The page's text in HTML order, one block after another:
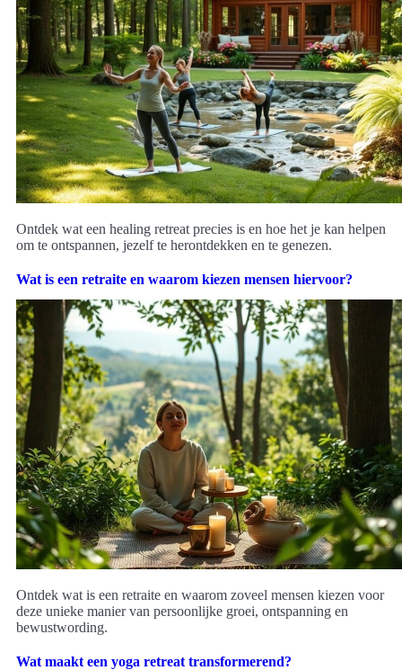
Ontdek wat een healing retreat precies is en hoe het je kan helpen
om te ontspannen, jezelf te herontdekken en te genezen.
Wat is een retraite en waarom kiezen mensen hiervoor?
Ontdek wat is een retraite en waarom zoveel mensen kiezen voor
deze unieke manier van persoonlijke groei, ontspanning en
bewustwording.
Wat maakt een yoga retreat transformerend?